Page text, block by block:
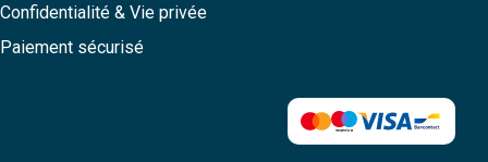
Confidentialité & Vie privée
Paiement sécurisé